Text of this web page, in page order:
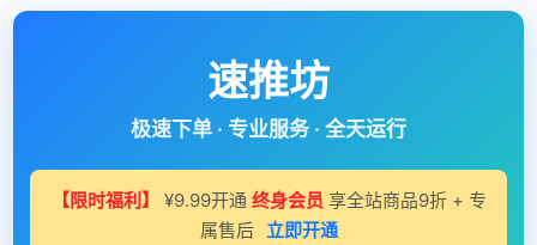
速推坊
极速下单 · 专业服务 · 全天运行
【限时福利】 ¥9.99开通 终身会员 享全站商品9折 + 专
属售后 立即开通